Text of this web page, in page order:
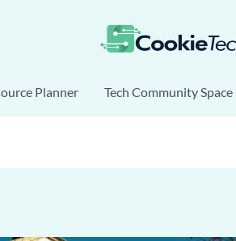
Planner Tech Community Space